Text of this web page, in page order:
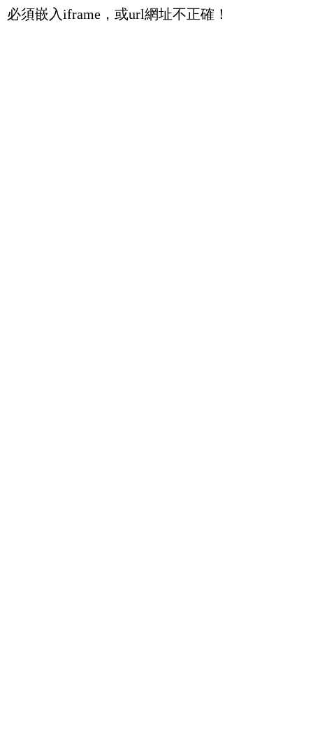
必須嵌入iframe，或url網址不正確！